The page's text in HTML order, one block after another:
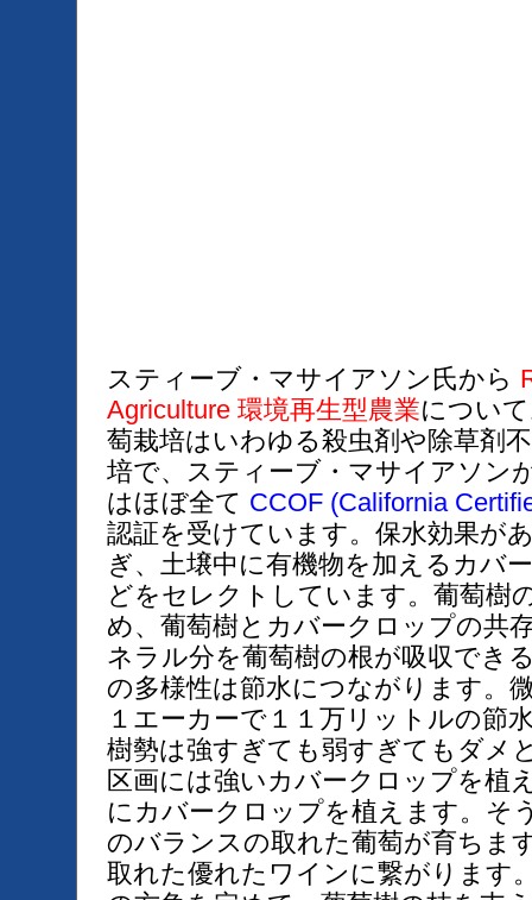
スティーブ・マサイアソン氏から
Agriculture 環境再生型農業につい
萄栽培はいわゆる殺虫剤や除草剤
培で、スティーブ・マサイアソン
はほぼ全て CCOF (California
認証を受けています。保水効果が
ぎ、土壌中に有機物を加えるカバ
どをセレクトしています。葡萄樹
め、葡萄樹とカバークロップの共
ネラル分を葡萄樹の根が吸収でき
の多様性は節水につながります。
１エーカーで１１万リットルの節
樹勢は強すぎても弱すぎてもダメ
区画には強いカバークロップを植
にカバークロップを植えます。そ
のバランスの取れた葡萄が育ちま
取れた優れたワインに繋がります